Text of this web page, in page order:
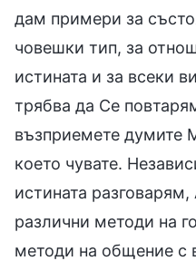
дам примери за
човешки тип, за
истината и за всеки
трябва да Се
възприемете думите
което чувате.
истината
различни методи на
методи на общение с